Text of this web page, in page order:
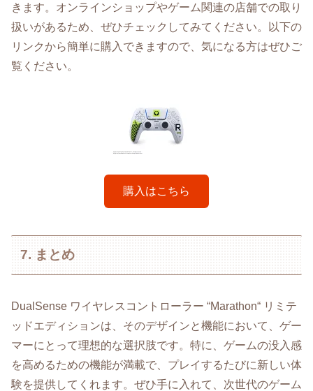
きます。オンラインショップやゲーム関連の店舗での取り
扱いがあるため、ぜひチェックしてみてください。以下の
リンクから簡単に購入できますので、気になる方はぜひご
覧ください。
購入はこちら
7. まとめ
DualSense ワイヤレスコントローラー “Marathon“ リミテ
ッドエディションは、そのデザインと機能において、ゲー
マーにとって理想的な選択肢です。特に、ゲームの没入感
を高めるための機能が満載で、プレイするたびに新しい体
験を提供してくれます。ぜひ手に入れて、次世代のゲーム